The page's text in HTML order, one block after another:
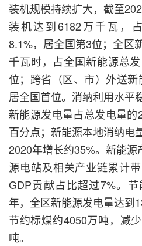
装机规模持续扩大，截至
装机达到6182万千瓦，
8.1%，居全国第3位；全区
千瓦时，占全国新能源总
位；跨省（区、市）外送新
居全国首位。消纳利用水平
新能源发电量占总发电量
百分点；新能源本地消纳电
2020年增长约35%。新能
源电站及相关产业链累计
GDP贡献占比超过7%。
年，全区新能源发电量达到
节约标煤约4050万吨，减
吨。